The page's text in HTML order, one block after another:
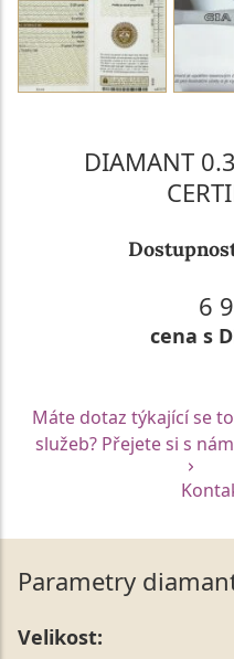
DIAMANT
6
cena s
Máte dotaz týkající se
služeb? Přejete si s
Parametry
Velikost: